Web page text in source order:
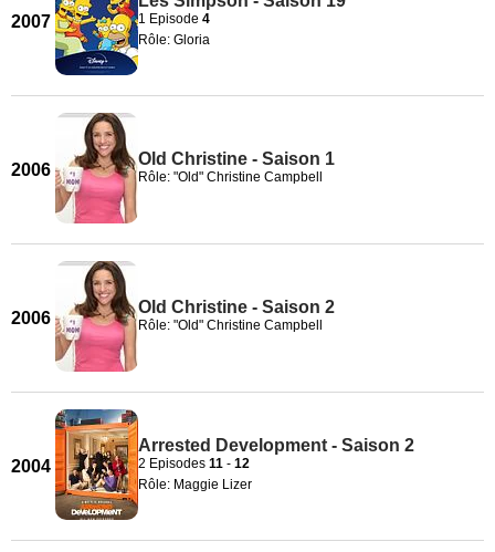
2007 1 Episode 4
Rôle: Gloria
2006
Old Christine - Saison 1
Rôle: "Old" Christine Campbell
2006
Old Christine - Saison 2
Rôle: "Old" Christine Campbell
2004
Arrested Development - Saison 2
2 Episodes 11 - 12
Rôle: Maggie Lizer